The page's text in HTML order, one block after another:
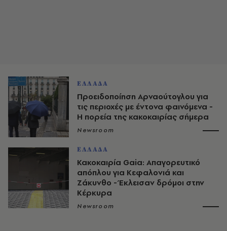
ΕΛΛΑΔΑ
Προειδοποίηση Αρναούτογλου για
τις περιοχές με έντονα φαινόμενα -
Η πορεία της κακοκαιρίας σήμερα
Newsroom
ΕΛΛΑΔΑ
Κακοκαιρία Gaia: Απαγορευτικό
απόπλου για Κεφαλονιά και
Ζάκυνθο - Έκλεισαν δρόμοι στην
Κέρκυρα
Newsroom